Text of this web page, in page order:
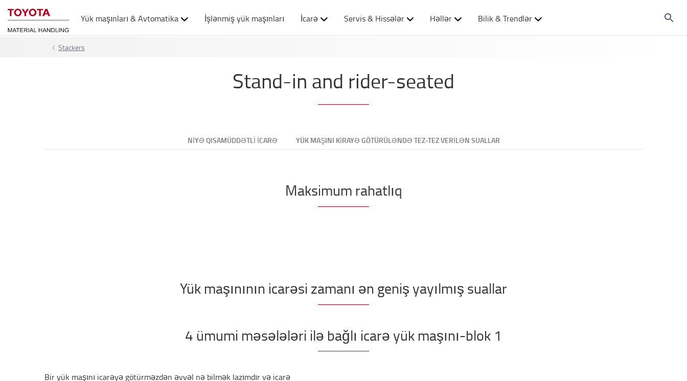
Yük maşınları & Avtomatika İşlənmiş yük maşınları İcarə Servis & Hissələr Həllər Bilik & Trendlər
Stackers
Stand-in and rider-seated
NIYƏ QISAMÜDDƏTLI ICARƏ YÜK MAŞINI KIRAYƏ GÖTÜRÜLƏNDƏ TEZ-TEZ VERILƏN SUALLAR
Maksimum rahatlıq
Yük maşınının icarəsi zamanı ən geniş yayılmış suallar
4 ümumi məsələləri ilə bağlı icarə yük maşını-blok 1
Bir yük maşını icarəyə götürməzdən əvvəl nə bilmək lazımdır və icarə